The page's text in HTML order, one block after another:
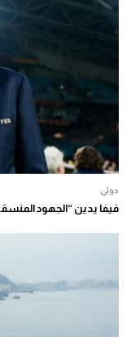
دولي
فيفا يدين “الجهود